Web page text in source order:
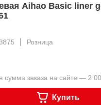
Aihao Basic liner
Розница
сумма заказа на сайте — 2
Купить